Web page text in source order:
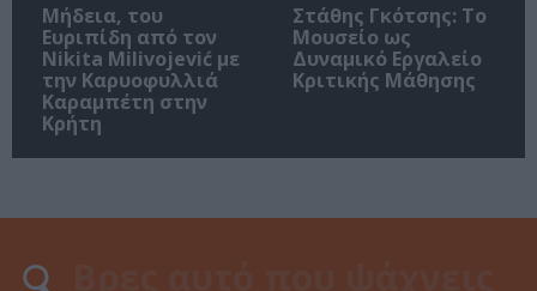
Μήδεια, του
Ευριπίδη από τον
Nikita Milivojević με
την Καρυοφυλλιά
Καραμπέτη στην
Κρήτη
Στάθης Γκότσης: Το
Μουσείο ως
Δυναμικό Εργαλείο
Κριτικής Μάθησης